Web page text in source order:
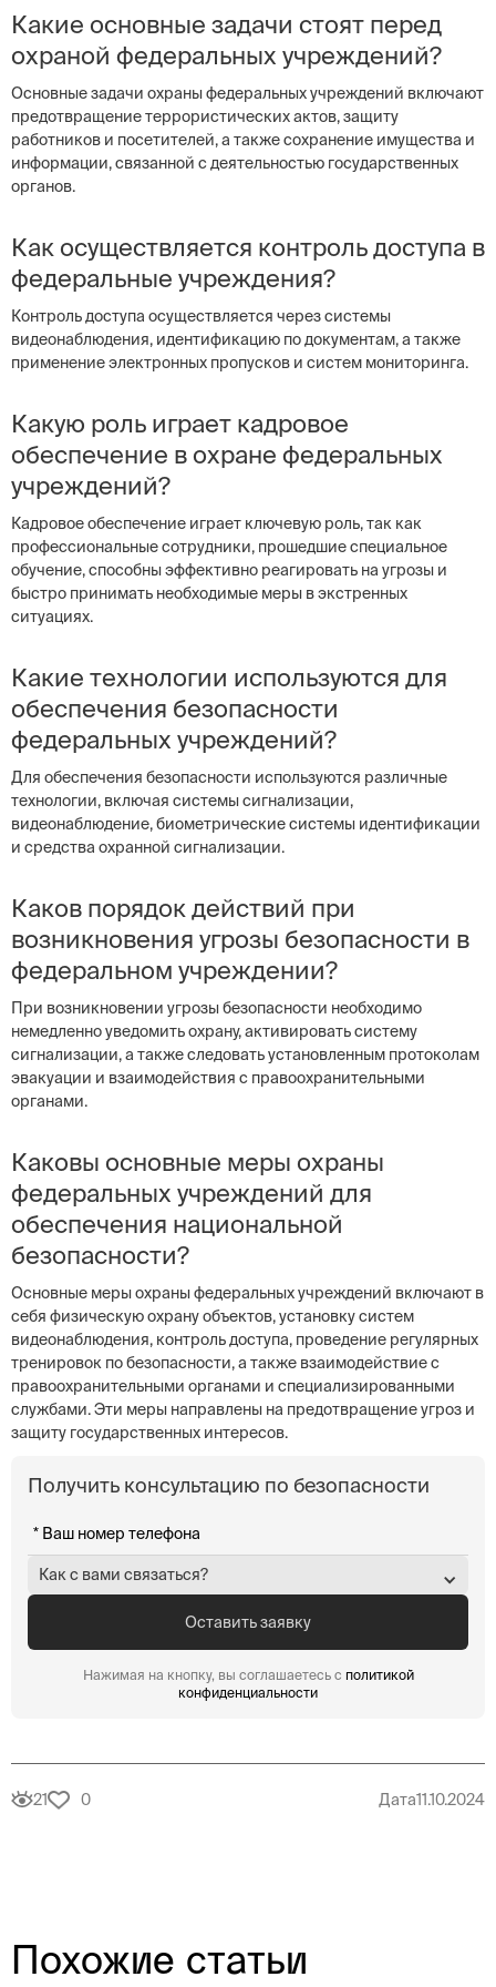
Какие основные задачи стоят перед
охраной федеральных учреждений?
Основные задачи охраны федеральных учреждений включают
предотвращение террористических актов, защиту
работников и посетителей, а также сохранение имущества и
информации, связанной с деятельностью государственных
органов.
Как осуществляется контроль доступа в
федеральные учреждения?
Контроль доступа осуществляется через системы
видеонаблюдения, идентификацию по документам, а также
применение электронных пропусков и систем мониторинга.
Какую роль играет кадровое
обеспечение в охране федеральных
учреждений?
Кадровое обеспечение играет ключевую роль, так как
профессиональные сотрудники, прошедшие специальное
обучение, способны эффективно реагировать на угрозы и
быстро принимать необходимые меры в экстренных
ситуациях.
Какие технологии используются для
обеспечения безопасности
федеральных учреждений?
Для обеспечения безопасности используются различные
технологии, включая системы сигнализации,
видеонаблюдение, биометрические системы идентификации
и средства охранной сигнализации.
Каков порядок действий при
возникновения угрозы безопасности в
федеральном учреждении?
При возникновении угрозы безопасности необходимо
немедленно уведомить охрану, активировать систему
сигнализации, а также следовать установленным протоколам
эвакуации и взаимодействия с правоохранительными
органами.
Каковы основные меры охраны
федеральных учреждений для
обеспечения национальной
безопасности?
Основные меры охраны федеральных учреждений включают в
себя физическую охрану объектов, установку систем
видеонаблюдения, контроль доступа, проведение регулярных
тренировок по безопасности, а также взаимодействие с
правоохранительными органами и специализированными
службами. Эти меры направлены на предотвращение угроз и
защиту государственных интересов.
Получить консультацию по безопасности
Как с вами связаться?
Нажимая на кнопку, вы соглашаетесь с политикой
конфиденциальности
21 0 Дата11.10.2024
Похожие статьи